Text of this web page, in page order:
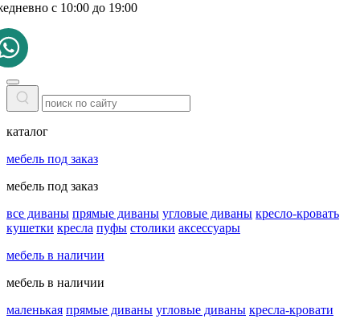
с 10:00 до 19:00
каталог
мебель под заказ
мебель под заказ
все диваны прямые диваны угловые диваны кресло-кровать
кушетки кресла пуфы столики аксессуары
мебель в наличии
мебель в наличии
маленькая прямые диваны угловые диваны кресла-кровати